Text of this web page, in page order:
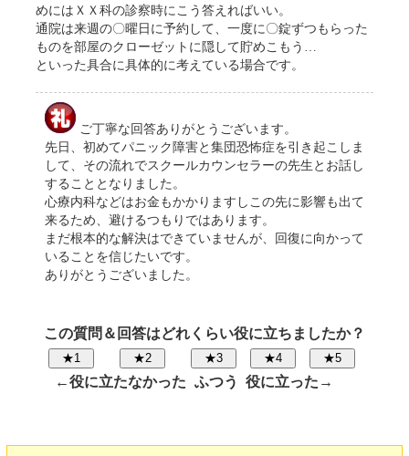
めにはＸＸ科の診察時にこう答えればいい。
通院は来週の〇曜日に予約して、一度に〇錠ずつもらった
ものを部屋のクローゼットに隠して貯めこもう…
といった具合に具体的に考えている場合です。
ご丁寧な回答ありがとうございます。
先日、初めてパニック障害と集団恐怖症を引き起こしま
して、その流れでスクールカウンセラーの先生とお話し
することとなりました。
心療内科などはお金もかかりますしこの先に影響も出て
来るため、避けるつもりではあります。
まだ根本的な解決はできていませんが、回復に向かって
いることを信じたいです。
ありがとうございました。
この質問＆回答はどれくらい役に立ちましたか？
←役に立たなかった ふつう 役に立った→